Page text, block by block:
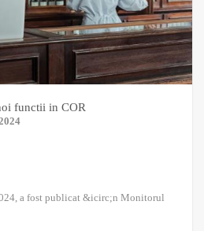
functii in COR
a fost publicat &icirc;n Monitorul